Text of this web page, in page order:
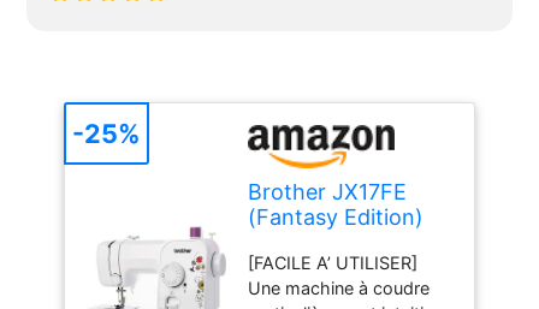
Brother JX17FE
(Fantasy Edition)
électrique pour
Débutants,
[FACILE A’ UTILISER]
Une machine à coudre
-25%